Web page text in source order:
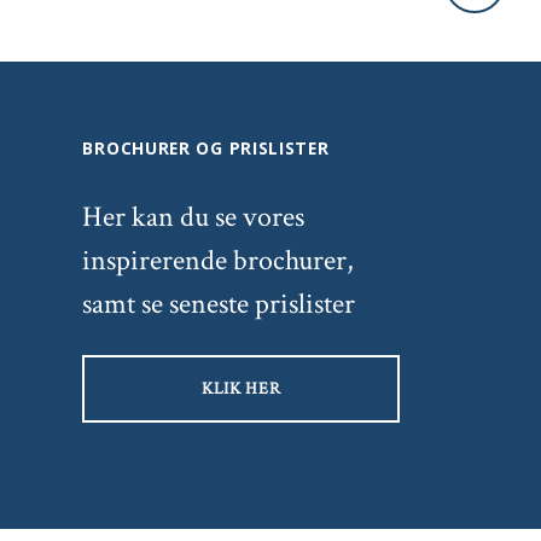
BROCHURER OG PRISLISTER
Her kan du se vores
inspirerende brochurer,
samt se seneste prislister
KLIK HER